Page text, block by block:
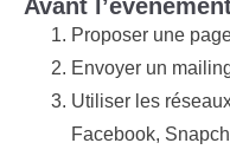
Avant
Proposer une
Envoyer un
Utiliser les
Facebook,